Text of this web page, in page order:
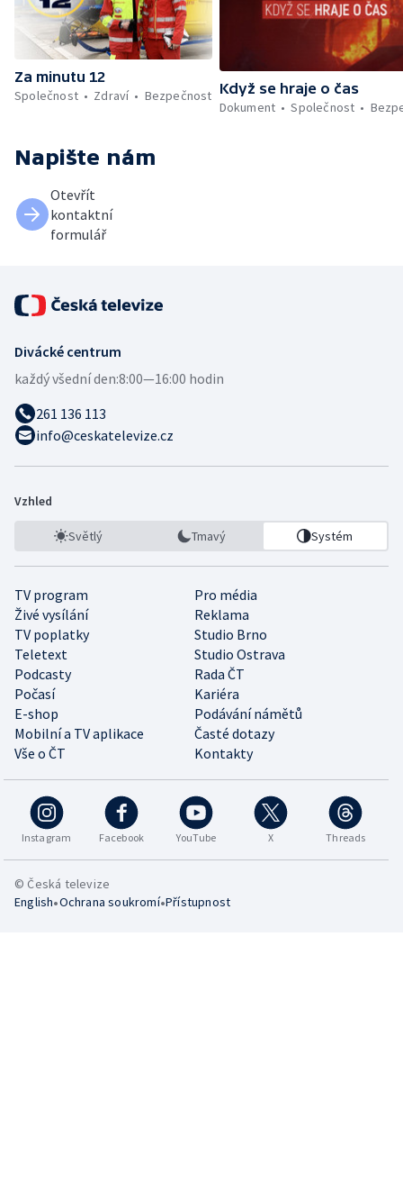
Za minutu 12
Společnost
Zdraví Bezpečnost Když se hraje o čas
Dokument
Společnost
Napište nám
Otevřít
kontaktní
formulář
Divácké centrum
každý všední den:8:00—16:00 hodin
261 136 113
info@ceskatelevize.cz
Vzhled
Světlý Tmavý Systém
TV program
Pro média
Živé vysílání
Reklama
TV poplatky
Studio Brno
Teletext
Studio Ostrava
Podcasty
Rada ČT
Počasí
Kariéra
E-shop
Podávání námětů
Mobilní a TV aplikace
Časté dotazy
Vše o ČT
Kontakty
Instagram Facebook YouTube X Threads
© Česká televize
English•Ochrana soukromí•Přístupnost